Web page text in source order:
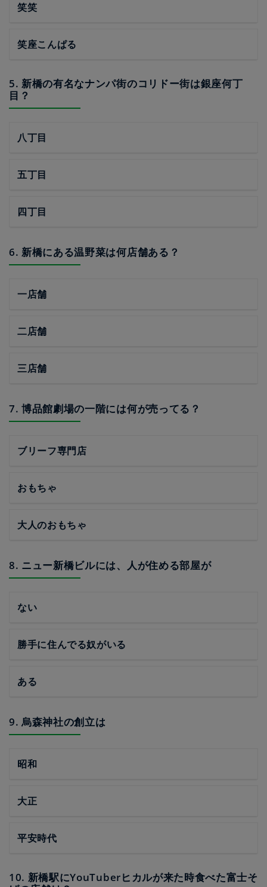
笑笑
笑座こんぱる
5. 新橋の有名なナンパ街のコリドー街は銀座何丁
目？
八丁目
五丁目
四丁目
6. 新橋にある温野菜は何店舗ある？
一店舗
二店舗
三店舗
7. 博品館劇場の一階には何が売ってる？
ブリーフ専門店
おもちゃ
大人のおもちゃ
8. ニュー新橋ビルには、人が住める部屋が
ない
勝手に住んでる奴がいる
ある
9. 烏森神社の創立は
昭和
大正
平安時代
10. 新橋駅にYouTuberヒカルが来た時食べた富士そ